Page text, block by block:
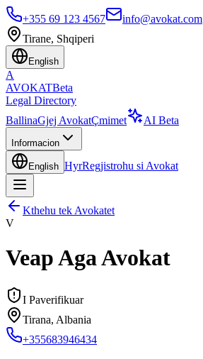
+355 69 123 4567
info@avokat.com
Tirane, Shqiperi
English
A
AVOKATBeta
Legal Directory
BallinaGjej AvokatÇmimet AI Beta
Informacion
English HyrRegjistrohu si Avokat
Kthehu tek Avokatet
V
Veap Aga Avokat
I Paverifikuar
Tirana, Albania
+355683946434